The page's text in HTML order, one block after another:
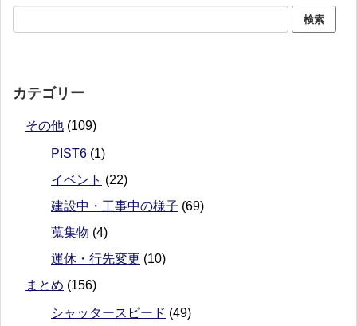
カテゴリー
その他 (109)
PIST6 (1)
イベント (22)
建設中・工事中の様子 (69)
蒐集物 (4)
運休・行先変更 (10)
まとめ (156)
シャッタースピード (49)